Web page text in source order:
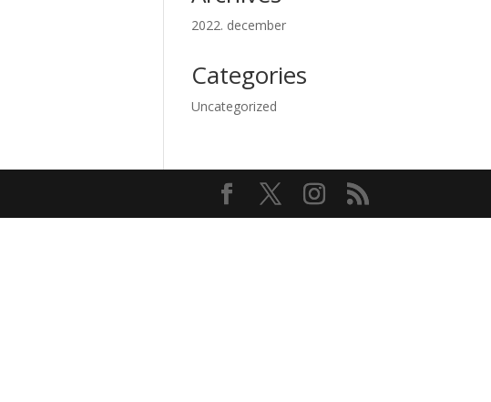
2022. december
Categories
Uncategorized